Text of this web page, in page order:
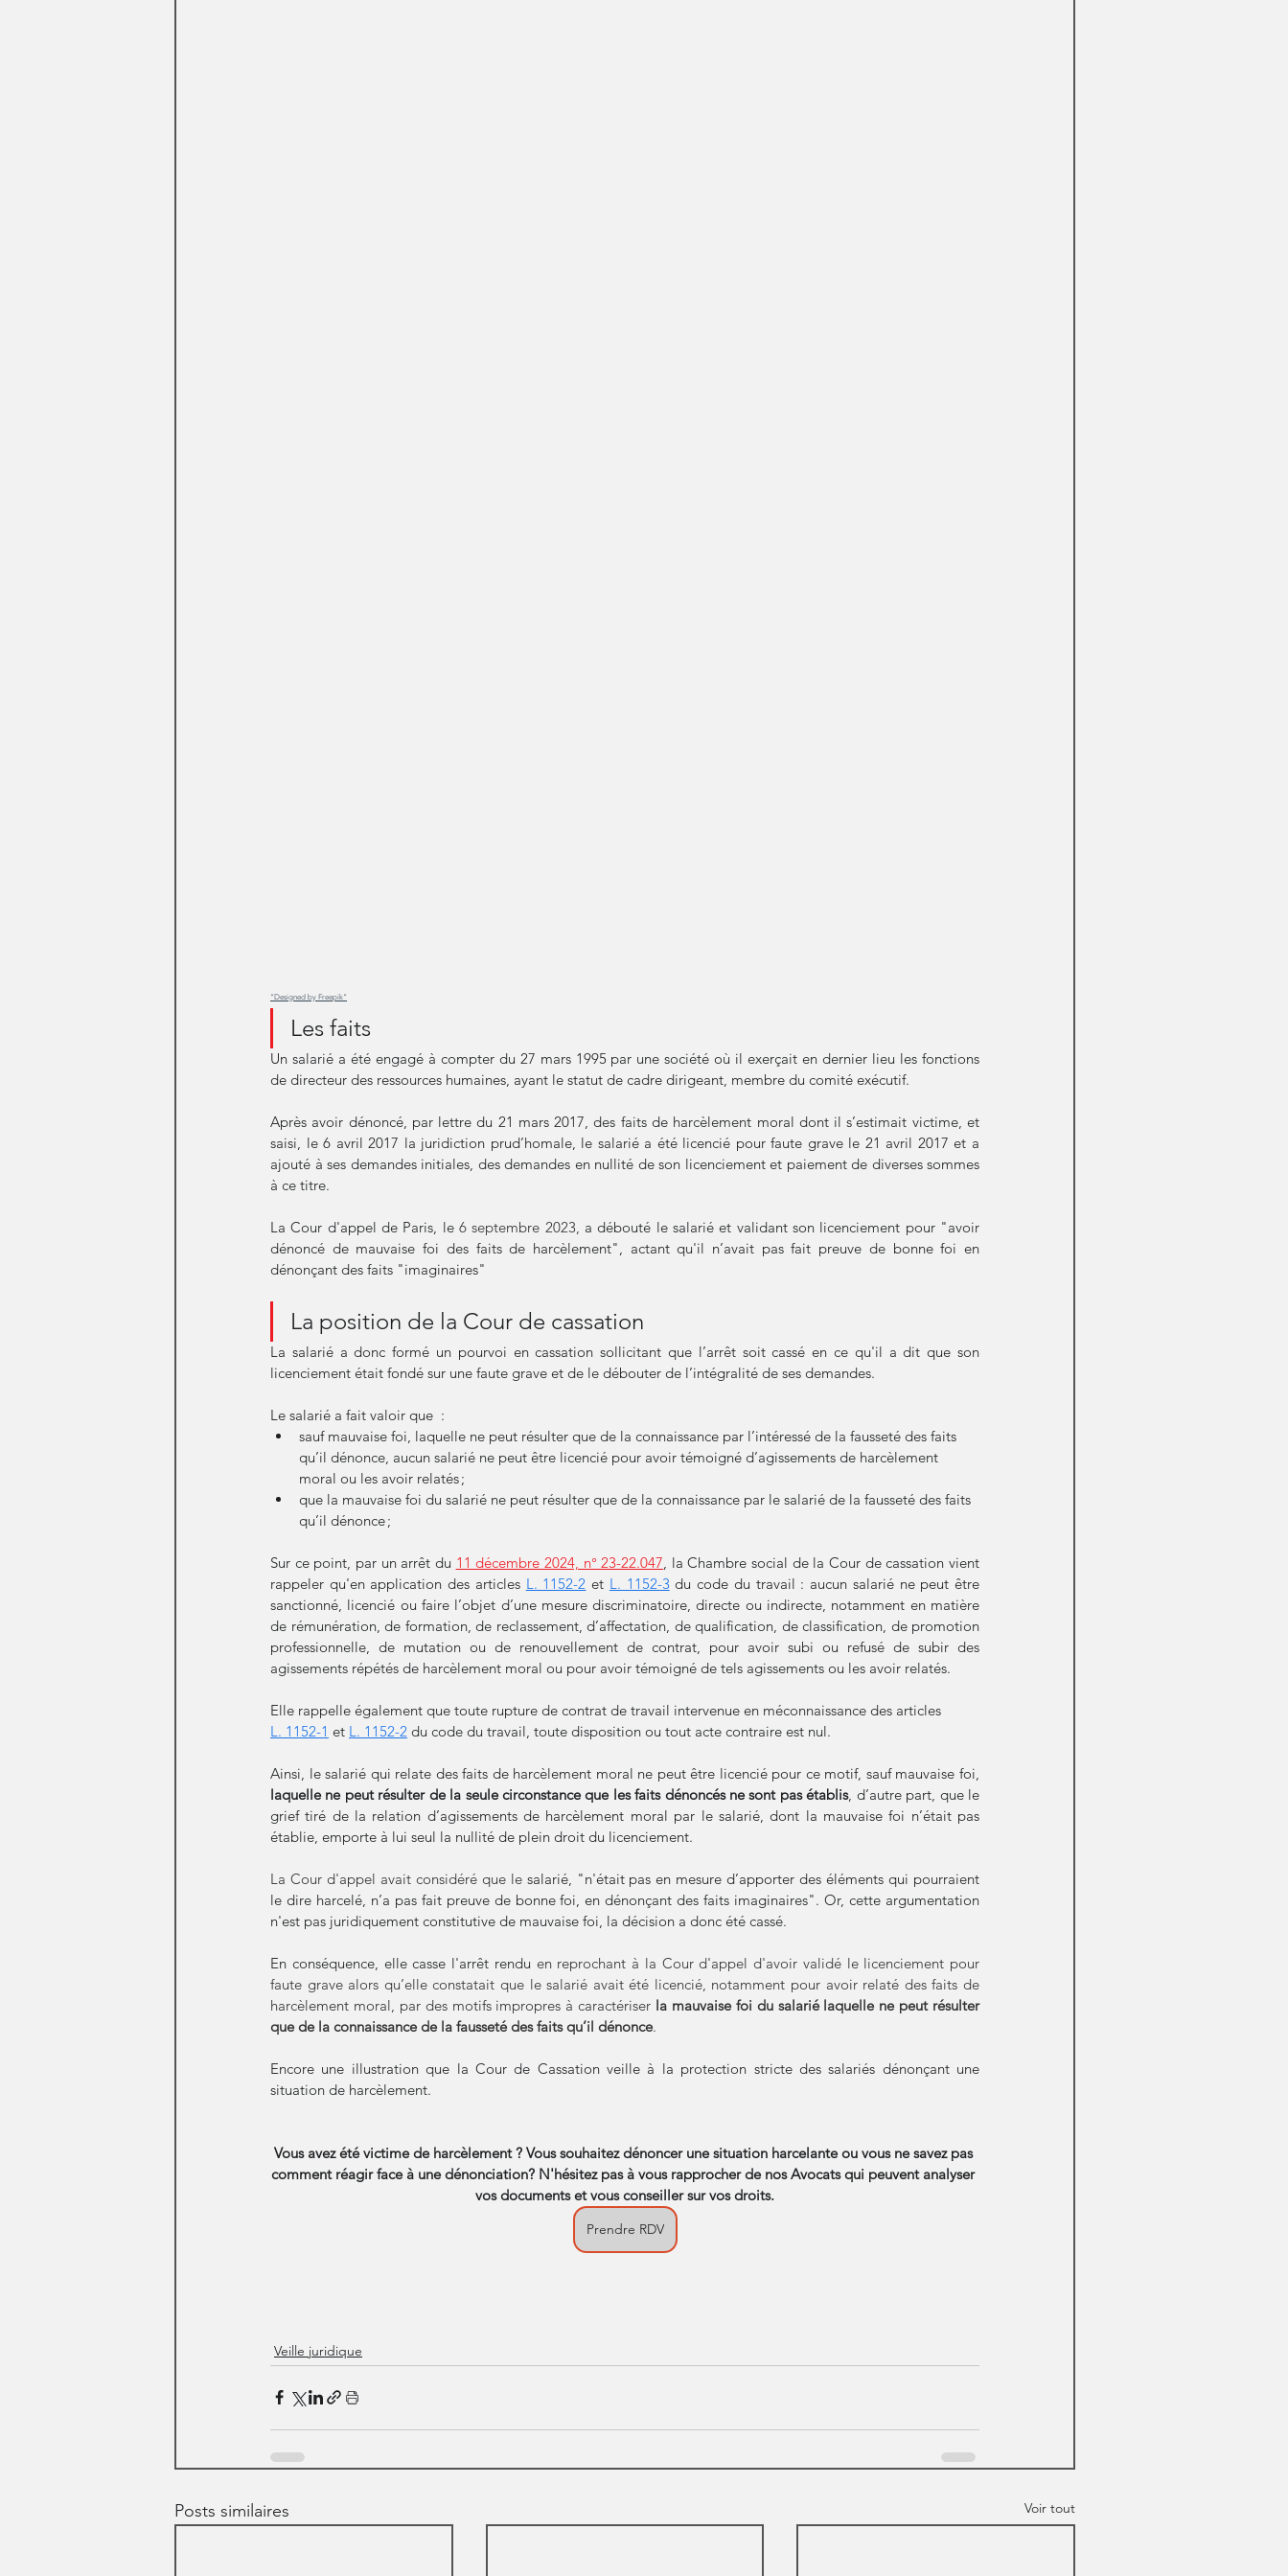
“Designed by Freepik”
Les faits
Un salarié a été engagé à compter du 27 mars 1995 par une société où il exerçait en dernier lieu les fonctions
de directeur des ressources humaines, ayant le statut de cadre dirigeant, membre du comité exécutif.
Après avoir dénoncé, par lettre du 21 mars 2017, des faits de harcèlement moral dont il s’estimait victime, et
saisi, le 6 avril 2017 la juridiction prud’homale, le salarié a été licencié pour faute grave le 21 avril 2017 et a
ajouté à ses demandes initiales, des demandes en nullité de son licenciement et paiement de diverses sommes
à ce titre.
La Cour d'appel de Paris, le 6 septembre 2023, a débouté le salarié et validant son licenciement pour "avoir
dénoncé de mauvaise foi des faits de harcèlement", actant qu'il n’avait pas fait preuve de bonne foi en
dénonçant des faits "imaginaires"
La position de la Cour de cassation
La salarié a donc formé un pourvoi en cassation sollicitant que l’arrêt soit cassé en ce qu'il a dit que son
licenciement était fondé sur une faute grave et de le débouter de l’intégralité de ses demandes.
Le salarié a fait valoir que  :
sauf mauvaise foi, laquelle ne peut résulter que de la connaissance par l’intéressé de la fausseté des faits
qu’il dénonce, aucun salarié ne peut être licencié pour avoir témoigné d’agissements de harcèlement
moral ou les avoir relatés ;
que la mauvaise foi du salarié ne peut résulter que de la connaissance par le salarié de la fausseté des faits
qu’il dénonce ;
Sur ce point, par un arrêt du 11 décembre 2024, n° 23-22.047, la Chambre social de la Cour de cassation vient
rappeler qu'en application des articles L. 1152-2 et L. 1152-3 du code du travail : aucun salarié ne peut être
sanctionné, licencié ou faire l’objet d’une mesure discriminatoire, directe ou indirecte, notamment en matière
de rémunération, de formation, de reclassement, d’affectation, de qualification, de classification, de promotion
professionnelle, de mutation ou de renouvellement de contrat, pour avoir subi ou refusé de subir des
agissements répétés de harcèlement moral ou pour avoir témoigné de tels agissements ou les avoir relatés.
Elle rappelle également que toute rupture de contrat de travail intervenue en méconnaissance des articles
L. 1152-1 et L. 1152-2 du code du travail, toute disposition ou tout acte contraire est nul.
laquelle ne peut résulter de la seule circonstance que les faits dénoncés ne sont pas établis, d’autre part, que le
grief tiré de la relation d’agissements de harcèlement moral par le salarié, dont la mauvaise foi n’était pas
établie, emporte à lui seul la nullité de plein droit du licenciement.
La Cour d'appel avait considéré que le salarié, "n'était pas en mesure d’apporter des éléments qui pourraient
le dire harcelé, n’a pas fait preuve de bonne foi, en dénonçant des faits imaginaires". Or, cette argumentation
n'est pas juridiquement constitutive de mauvaise foi, la décision a donc été cassé.
En conséquence, elle casse l'arrêt rendu en reprochant à la Cour d'appel d'avoir validé le licenciement pour
faute grave alors qu’elle constatait que le salarié avait été licencié, notamment pour avoir relaté des faits de
harcèlement moral, par des motifs impropres à caractériser la mauvaise foi du salarié laquelle ne peut résulter
que de la connaissance de la fausseté des faits qu’il dénonce.
Encore une illustration que la Cour de Cassation veille à la protection stricte des salariés dénonçant une
situation de harcèlement.
Vous avez été victime de harcèlement ? Vous souhaitez dénoncer une situation harcelante ou vous ne savez pas
comment réagir face à une dénonciation? N'hésitez pas à vous rapprocher de nos Avocats qui peuvent analyser
vos documents et vous conseiller sur vos droits.
Prendre RDV
Veille juridique
Posts similaires Voir tout